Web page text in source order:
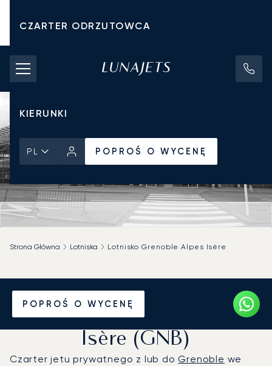
CZARTER ODRZUTOWCA
KOSZTY CZARTERU
PRYWATNE ODRZUTOWCE
KIERUNKI
PL POPROŚ O WYCENĘ
POPROŚ O WYCENĘ
Strona Główna Lotniska Lotnisko Grenoble Alpes Isère
Prywatny odrzutowiec na
Lotnisko Grenoble Alpes
Isère (GNB)
Czarter jetu prywatnego z lub doGrenoble we